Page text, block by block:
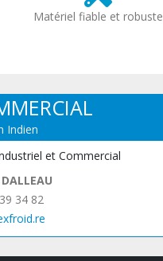
Matériel fiable et robuste
Indien
et Commercial
34 82